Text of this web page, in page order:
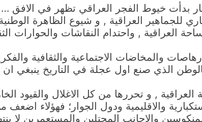
بدأت خيوط الفجر العراقي تظهر في الافق
للجماهير العراقية , و شيوع الظاهرة
, واحتدام النقاشات والحوارات
والمخاضات الاجتماعية والثقافية
الذي صنع اول عجلة في التاريخ ينبغي
, و تحررها من كل الاغلال والقيود
والاقليمية ودول الجوار؛ فهؤلاء
المنكوسين والاجانب المحتلين والمستعمرين